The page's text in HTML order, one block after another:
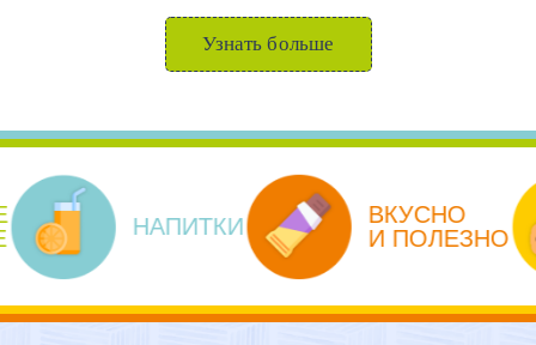
Узнать больше
НАПИТКИ
ВКУСНО
И ПОЛЕЗНО